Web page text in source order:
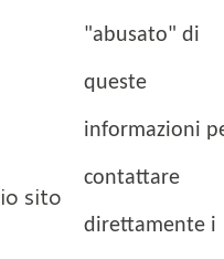
sito
"abusato" di
queste
informazioni
contattare
direttamente i